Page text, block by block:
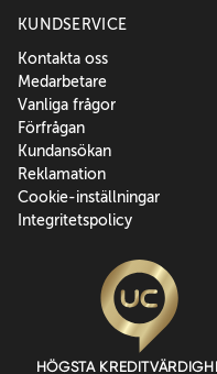
KUNDSERVICE
Kontakta oss
Medarbetare
Vanliga frågor
Förfrågan
Kundansökan
Reklamation
Cookie-inställningar
Integritetspolicy